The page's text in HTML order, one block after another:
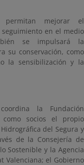
permitan mejorar el
en el medio
se impulsará la
su conservación, como
la sensibilización y la
la Fundación
como socios el propio
del Segura y
de la Consejería de
Sostenible y la Agencia
Valenciana; el Gobierno